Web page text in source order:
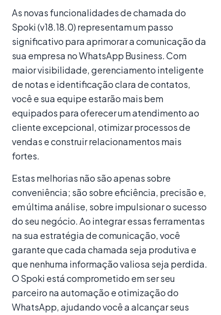
As novas funcionalidades de chamada do
Spoki (v18.18.0) representam um passo
significativo para aprimorar a comunicação da
sua empresa no WhatsApp Business. Com
maior visibilidade, gerenciamento inteligente
de notas e identificação clara de contatos,
você e sua equipe estarão mais bem
equipados para oferecer um atendimento ao
cliente excepcional, otimizar processos de
vendas e construir relacionamentos mais
fortes.
Estas melhorias não são apenas sobre
conveniência; são sobre eficiência, precisão e,
em última análise, sobre impulsionar o sucesso
do seu negócio. Ao integrar essas ferramentas
na sua estratégia de comunicação, você
garante que cada chamada seja produtiva e
que nenhuma informação valiosa seja perdida.
O Spoki está comprometido em ser seu
parceiro na automação e otimização do
WhatsApp, ajudando você a alcançar seus